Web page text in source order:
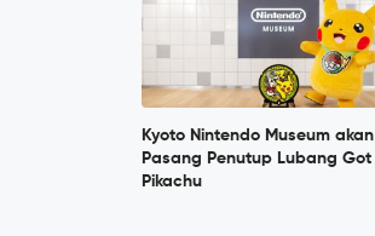
Kyoto Nintendo Museum akan
Pasang Penutup Lubang Got
Pikachu